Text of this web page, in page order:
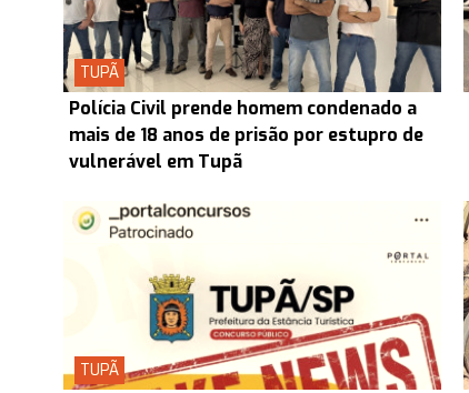
TUPÃ
Polícia Civil prende homem condenado a
mais de 18 anos de prisão por estupro de
vulnerável em Tupã
TUPÃ